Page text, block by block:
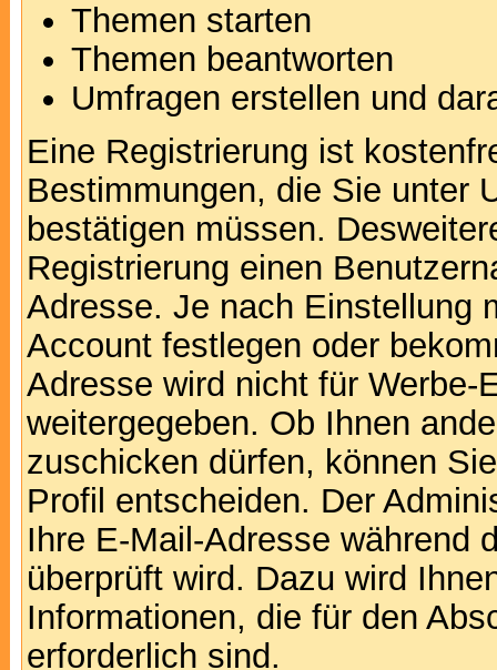
Themen starten
Themen beantworten
Umfragen erstellen und
Eine Registrierung ist
Bestimmungen, die Sie unter
bestätigen müssen.
Registrierung einen
Adresse. Je nach Einstellung
Account festlegen oder
Adresse wird nicht für
weitergegeben. Ob Ihnen
zuschicken dürfen, können
Profil entscheiden. Der
Ihre E-Mail-Adresse während
überprüft wird. Dazu wird
Informationen, die für den
erforderlich sind.